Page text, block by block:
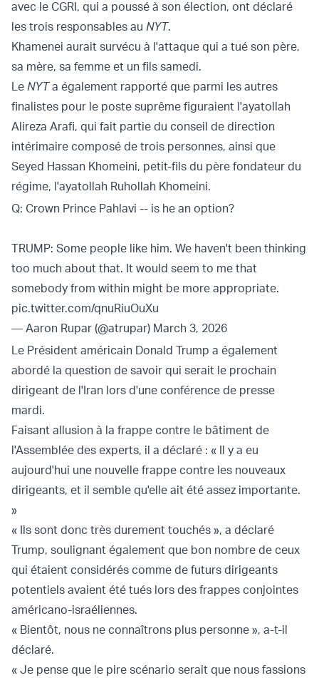
avec le CGRI, qui a poussé à son élection, ont déclaré
les trois responsables au NYT.
Khamenei aurait survécu à l'attaque qui a tué son père,
sa mère, sa femme et un fils samedi.
Le NYTa également rapporté que parmi les autres
finalistes pour le poste suprême figuraient l'ayatollah
Alireza Arafi, qui fait partie du conseil de direction
intérimaire composé de trois personnes, ainsi que
Seyed Hassan Khomeini, petit-fils du père fondateur du
régime, l'ayatollah Ruhollah Khomeini.
Q: Crown Prince Pahlavi -- is he an option?
TRUMP: Some people like him. We haven't been thinking
too much about that. It would seem to me that
somebody from within might be more appropriate.
pic.twitter.com/qnuRiuOuXu
— Aaron Rupar (@atrupar) March 3, 2026
Le Président américain Donald Trump a également
abordé la question de savoir qui serait le prochain
dirigeant de l'Iran lors d'une conférence de presse
mardi.
Faisant allusion à la frappe contre le bâtiment de
l'Assemblée des experts, il a déclaré : « Il y a eu
aujourd'hui une nouvelle frappe contre les nouveaux
dirigeants, et il semble qu'elle ait été assez importante.
»
« Ils sont donc très durement touchés », a déclaré
Trump, soulignant également que bon nombre de ceux
qui étaient considérés comme de futurs dirigeants
potentiels avaient été tués lors des frappes conjointes
américano-israéliennes.
« Bientôt, nous ne connaîtrons plus personne », a-t-il
déclaré.
« Je pense que le pire scénario serait que nous fassions